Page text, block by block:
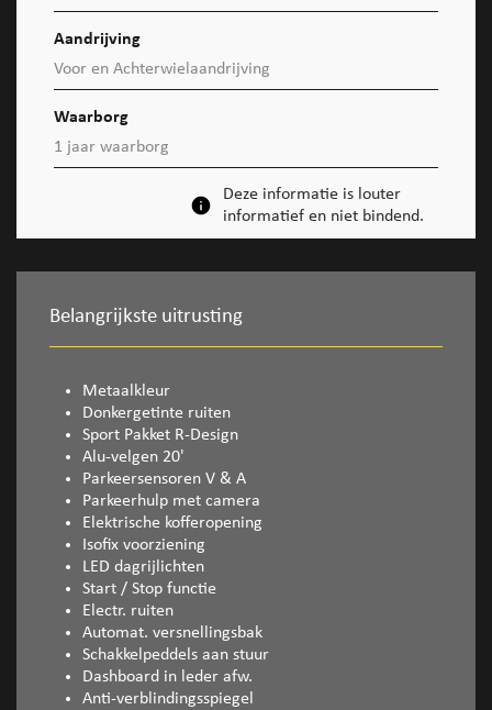
Aandrijving
Voor en Achterwielaandrijving
Waarborg
1 jaar waarborg
Deze informatie is louter
informatief en niet bindend.
Belangrijkste uitrusting
Metaalkleur
Donkergetinte ruiten
Sport Pakket R-Design
Alu-velgen 20'
Parkeersensoren V & A
Parkeerhulp met camera
Elektrische kofferopening
Isofix voorziening
LED dagrijlichten
Start / Stop functie
Electr. ruiten
Automat. versnellingsbak
Schakkelpeddels aan stuur
Dashboard in leder afw.
Anti-verblindingsspiegel